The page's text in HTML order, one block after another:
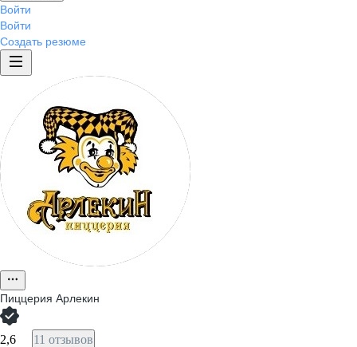
Войти
Войти
Создать резюме
Пиццерия Арлекин
2,6 11 отзывов